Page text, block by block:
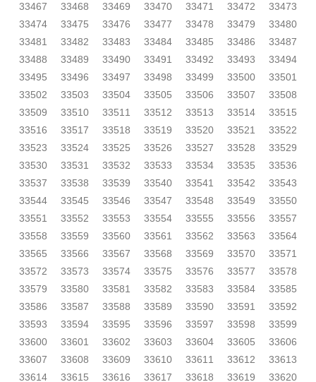
33467
33468 33469 33470 33471 33472
33473
33474
33475 33476 33477 33478 33479
33480
33481
33482 33483 33484 33485 33486
33487
33488
33489 33490 33491 33492 33493
33494
33495
33496 33497 33498 33499 33500
33501
33502
33503 33504 33505 33506 33507
33508
33509
33510 33511 33512 33513 33514
33515
33516
33517 33518 33519 33520 33521
33522
33523
33524 33525 33526 33527 33528
33529
33530
33531 33532 33533 33534 33535
33536
33537
33538 33539 33540 33541 33542
33543
33544
33545 33546 33547 33548 33549
33550
33551
33552 33553 33554 33555 33556
33557
33558
33559 33560 33561 33562 33563
33564
33565
33566 33567 33568 33569 33570
33571
33572
33573 33574 33575 33576 33577
33578
33579
33580 33581 33582 33583 33584
33585
33586
33587 33588 33589 33590 33591
33592
33593
33594 33595 33596 33597 33598
33599
33600
33601 33602 33603 33604 33605
33606
33607
33608 33609 33610 33611 33612
33613
33614
33615 33616 33617 33618 33619 33620